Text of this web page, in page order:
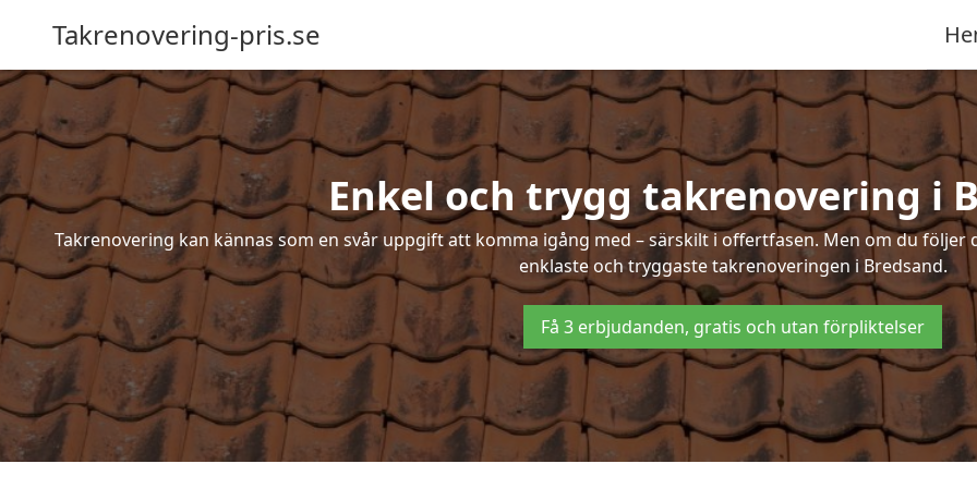
Takrenovering-pris.se
Enkel och trygg takrenovering i
Takrenovering kan kännas som en svår uppgift att komma igång med – särskilt i offertfasen. Men om du
enklaste och tryggaste takrenoveringen i Bredsand.
Få 3 erbjudanden, gratis och utan förpliktelser